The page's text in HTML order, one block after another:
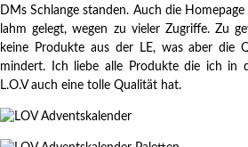
DMs Schlange standen. Auch die
lahm gelegt, wegen zu vieler Zugriffe. Zu
keine Produkte aus der LE, was aber die
mindert. Ich liebe alle Produkte die ich in
L.O.V auch eine tolle Qualität hat.